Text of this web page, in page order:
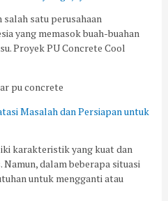
salah satu perusahaan
yang memasok buah-buahan
Proyek PU Concrete Cool
Masalah dan Persiapan untuk
karakteristik yang kuat dan
dalam beberapa situasi
untuk mengganti atau